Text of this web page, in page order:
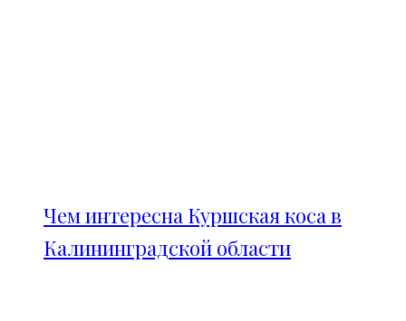
Чем интересна Куршская коса в
Калининградской области